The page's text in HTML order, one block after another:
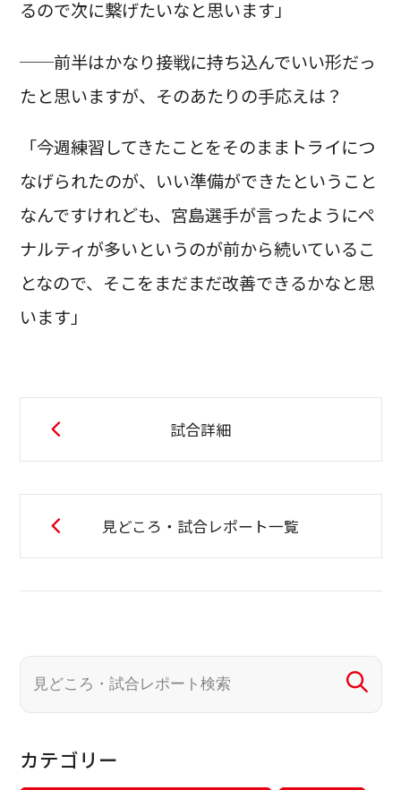
るので次に繋げたいなと思います」
──前半はかなり接戦に持ち込んでいい形だっ
たと思いますが、そのあたりの手応えは？
「今週練習してきたことをそのままトライにつ
なげられたのが、いい準備ができたということ
なんですけれども、宮島選手が言ったようにペ
ナルティが多いというのが前から続いているこ
となので、そこをまだまだ改善できるかなと思
います」
試合詳細
見どころ・試合レポート一覧
カテゴリー